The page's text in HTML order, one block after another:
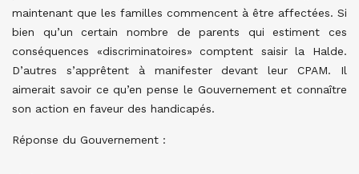
maintenant que les familles commencent à être affectées. Si
bien qu’un certain nombre de parents qui estiment ces
conséquences «discriminatoires» comptent saisir la Halde.
D’autres s’apprêtent à manifester devant leur CPAM. Il
aimerait savoir ce qu’en pense le Gouvernement et connaître
son action en faveur des handicapés.
Réponse du Gouvernement :